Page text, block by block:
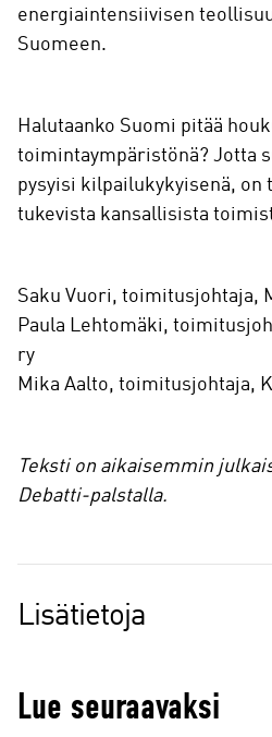
energiaintensiivisen
Suomeen.
Halutaanko Suomi pitää
toimintaympäristönä? Jotta
pysyisi kilpailukykyisenä, on
tukevista kansallisista
Saku Vuori, toimitusjohtaja,
Paula Lehtomäki,
ry
Mika Aalto, toimitusjohtaja,
Teksti on aikaisemmin
Debatti-palstalla.
Lisätietoja
Lue seuraavaksi